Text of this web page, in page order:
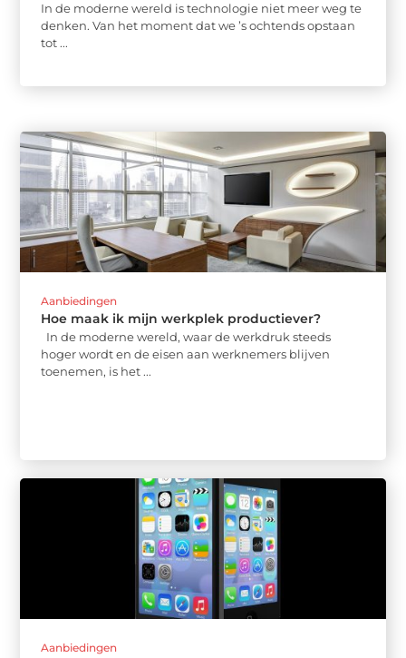
In de moderne wereld is technologie niet meer weg te
denken. Van het moment dat we ’s ochtends opstaan
tot ...
Aanbiedingen
Hoe maak ik mijn werkplek productiever?
In de moderne wereld, waar de werkdruk steeds
hoger wordt en de eisen aan werknemers blijven
toenemen, is het ...
Aanbiedingen